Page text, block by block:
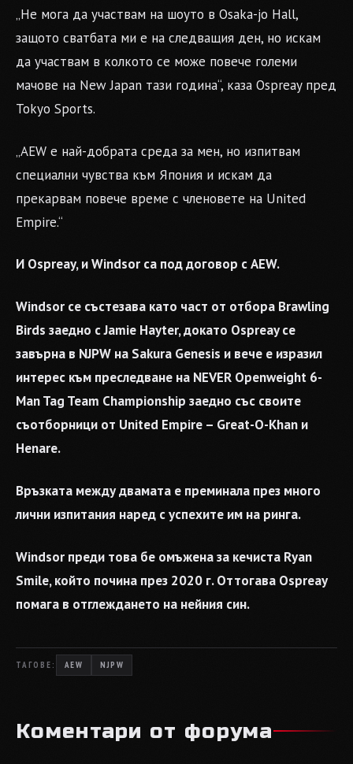
„Не мога да участвам на шоуто в Osaka-jo Hall,
защото сватбата ми е на следващия ден, но искам
да участвам в колкото се може повече големи
мачове на New Japan тази година“, каза Ospreay пред
Tokyo Sports.
„AEW е най-добрата среда за мен, но изпитвам
специални чувства към Япония и искам да
прекарвам повече време с членовете на United
Empire.“
И Ospreay, и Windsor са под договор с AEW.
Windsor се състезава като част от отборa Brawling
Birds заедно с Jamie Hayter, докато Ospreay се
завърна в NJPW на Sakura Genesis и вече е изразил
интерес към преследване на NEVER Openweight 6-
Man Tag Team Championship заедно със своите
съотборници от United Empire – Great-O-Khan и
Henare.
Връзката между двамата е преминала през много
лични изпитания наред с успехите им на ринга.
Windsor преди това бе омъжена за кечиста Ryan
Smile, който почина през 2020 г. Оттогава Ospreay
помага в отглеждането на нейния син.
ТАГОВЕ: AEW NJPW
Коментари от форума